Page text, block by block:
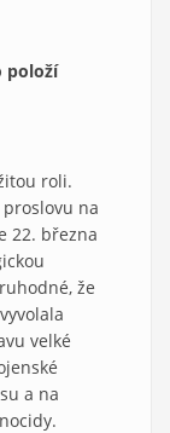
položí
roli.
na
22. března
že
velké
a na